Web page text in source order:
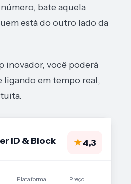
bate aquela
está do outro lado da
inovador, você poderá
ligando em tempo real,
ID & Block ★4,3
Plataforma Preço